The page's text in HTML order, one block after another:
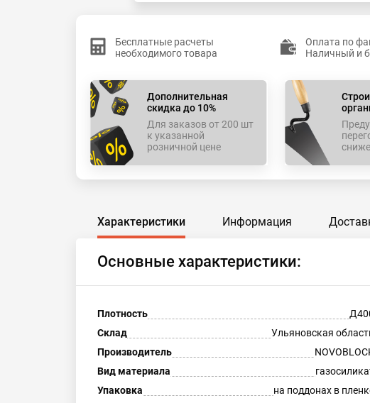
Бесплатные расчеты
необходимого товара
Оплата по
Наличный и
Дополнительная
скидка до 10%
Для заказов от 200 шт
к указанной
розничной цене
Характеристики Информация
Основные характеристики:
Плотность
Склад
Ульяновская
Производитель
Вид материала
Упаковка
на поддонах в